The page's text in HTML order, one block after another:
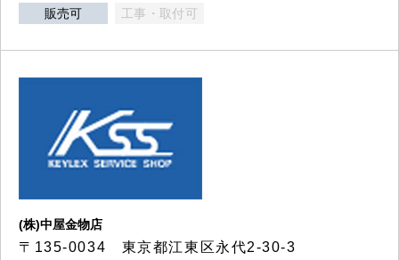
販売可 工事・取付可
(株)中屋金物店
〒135-0034 東京都江東区永代2-30-3